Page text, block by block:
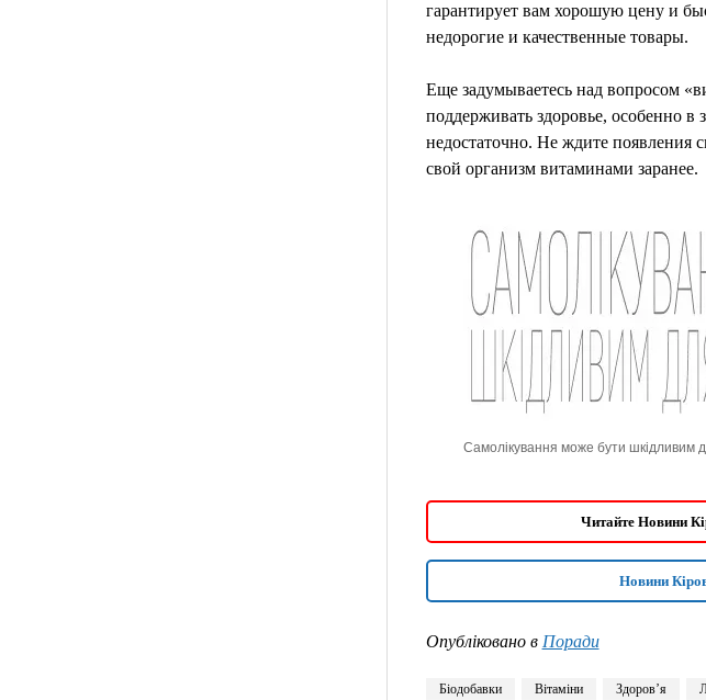
гарантирует вам хорошую цену и
недорогие и качественные товары.
Еще задумываетесь над вопросом
поддерживать здоровье, особенно в
недостаточно. Не ждите появления
свой организм витаминами заранее.
Самолікування може бути шкідливим
Читайте Новини
Новини
Опубліковано в Поради
Біодобавки Вітаміни Здоровʼя